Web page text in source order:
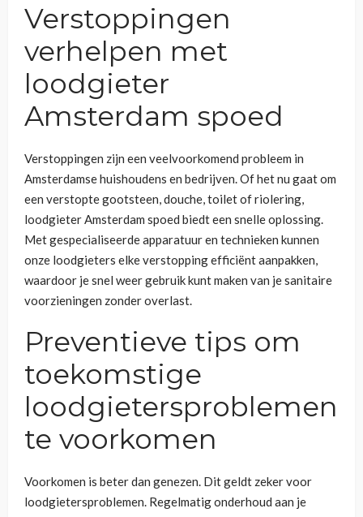
Verstoppingen
verhelpen met
loodgieter
Amsterdam spoed
Verstoppingen zijn een veelvoorkomend probleem in
Amsterdamse huishoudens en bedrijven. Of het nu gaat om
een verstopte gootsteen, douche, toilet of riolering,
loodgieter Amsterdam spoed biedt een snelle oplossing.
Met gespecialiseerde apparatuur en technieken kunnen
onze loodgieters elke verstopping efficiënt aanpakken,
waardoor je snel weer gebruik kunt maken van je sanitaire
voorzieningen zonder overlast.
Preventieve tips om
toekomstige
loodgietersproblemen
te voorkomen
Voorkomen is beter dan genezen. Dit geldt zeker voor
loodgietersproblemen. Regelmatig onderhoud aan je